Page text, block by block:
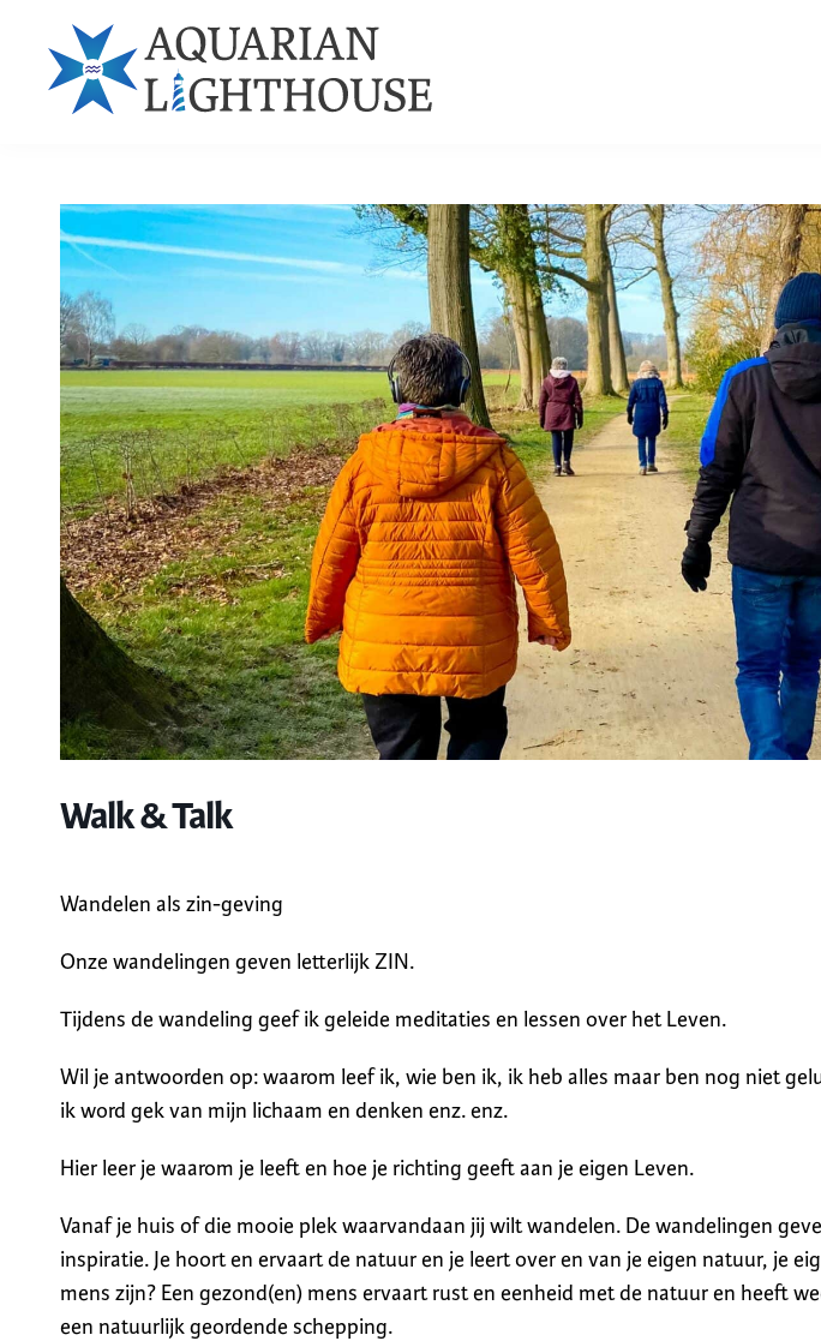
Walk & Talk
Wandelen als zin-geving
Onze wandelingen geven letterlijk ZIN.
Tijdens de wandeling geef ik geleide meditaties en lessen over het Leven.
Wil je antwoorden op: waarom leef ik, wie ben ik, ik heb alles maar ben nog niet
ik word gek van mijn lichaam en denken enz. enz.
Hier leer je waarom je leeft en hoe je richting geeft aan je eigen Leven.
Vanaf je huis of die mooie plek waarvandaan jij wilt wandelen. De wandelingen
inspiratie. Je hoort en ervaart de natuur en je leert over en van je eigen natuur, je
mens zijn? Een gezond(en) mens ervaart rust en eenheid met de natuur en heeft
een natuurlijk geordende schepping.